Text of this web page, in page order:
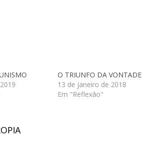
O TRIUNFO DA VONTADE
13 de janeiro de 2018
Em "Reflexão"